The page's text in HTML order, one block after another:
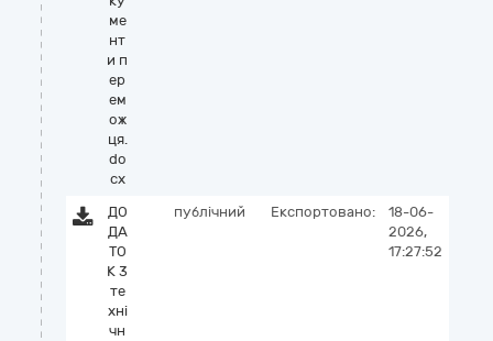
ме
нт
и п
ер
ем
ож
ця.
do
cx
ДО
ДА
ТО
К 3
те
хні
чн
публічний Експортовано:
18-06-
2026,
17:27:52